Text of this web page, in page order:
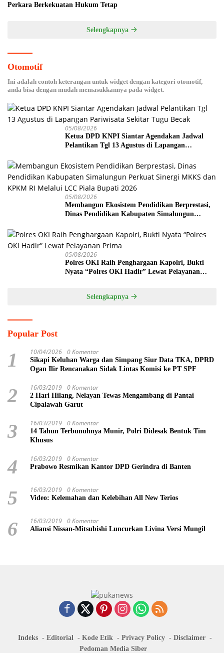
Perkara Berkekuatan Hukum Tetap
Selengkapnya
Otomotif
Ini adalah contoh keterangan untuk widget dengan kategori otomotif,
anda bisa dengan mudah memasukkannya pada widget.
05/08/2026
Ketua DPD KNPI Siantar Agendakan Jadwal
Pelantikan Tgl 13 Agustus di Lapangan
05/08/2026
Membangun Ekosistem Pendidikan Berprestasi,
Dinas Pendidikan Kabupaten Simalungun
LCC Piala Bupati 2026
05/08/2026
Polres OKI Raih Penghargaan Kapolri, Bukti
Nyata “Polres OKI Hadir” Lewat Pelayanan
Selengkapnya
Popular Post
1 10/04/2026 0 Komentar
Sikapi Keluhan Warga dan Simpang Siur Data TKA, DPRD
Ogan Ilir Rencanakan Sidak Lintas Komisi ke PT SPF
2 16/03/2019 0 Komentar
2 Hari Hilang, Nelayan Tewas Mengambang di Pantai
Cipalawah Garut
3 16/03/2019 0 Komentar
14 Tahun Terbunuhnya Munir, Polri Didesak Bentuk Tim
Khusus
4 16/03/2019 0 Komentar
Prabowo Resmikan Kantor DPD Gerindra di Banten
5 16/03/2019 0 Komentar
Video: Kelemahan dan Kelebihan All New Terios
6 16/03/2019 0 Komentar
Aliansi Nissan-Mitsubishi Luncurkan Livina Versi Mungil
Indeks Editorial Kode Etik Privacy Policy
Disclaimer
Pedoman Media Siber